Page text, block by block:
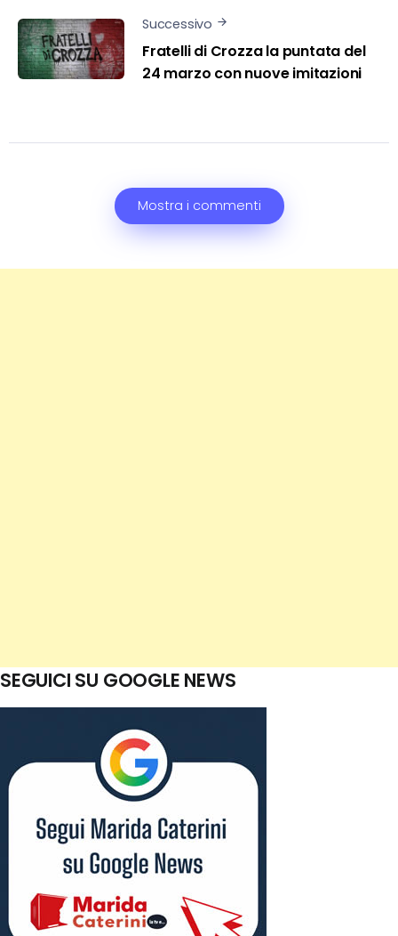
Successivo
Fratelli di Crozza la puntata del
24 marzo con nuove imitazioni
Mostra i commenti
SEGUICI SU GOOGLE NEWS